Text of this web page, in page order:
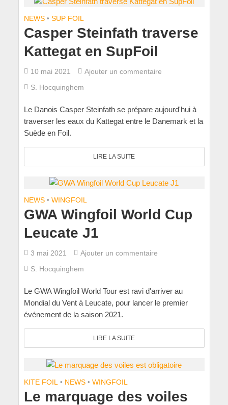
NEWS • SUP FOIL
Casper Steinfath traverse
Kattegat en SupFoil
10 mai 2021
Ajouter un commentaire
S. Hocquinghem
Le Danois Casper Steinfath se prépare aujourd'hui à
traverser les eaux du Kattegat entre le Danemark et la
Suède en Foil.
LIRE LA SUITE
NEWS • WINGFOIL
GWA Wingfoil World Cup
Leucate J1
3 mai 2021
Ajouter un commentaire
S. Hocquinghem
Le GWA Wingfoil World Tour est ravi d'arriver au
Mondial du Vent à Leucate, pour lancer le premier
événement de la saison 2021.
LIRE LA SUITE
KITE FOIL • NEWS • WINGFOIL
Le marquage des voiles